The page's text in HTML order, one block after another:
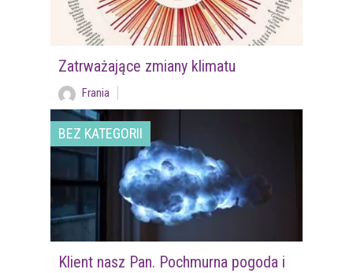
Zatrważające zmiany klimatu
Frania
BEZ KATEGORII
Klient nasz Pan. Pochmurna pogoda i